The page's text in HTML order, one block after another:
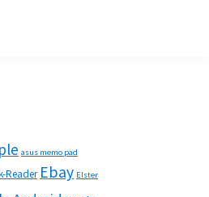
asus memo pad
Reader Ebay Elster